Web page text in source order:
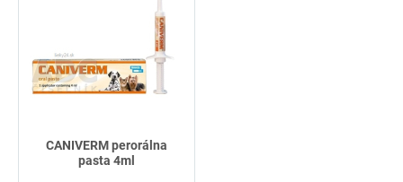
CANIVERM perorálna
pasta 4ml